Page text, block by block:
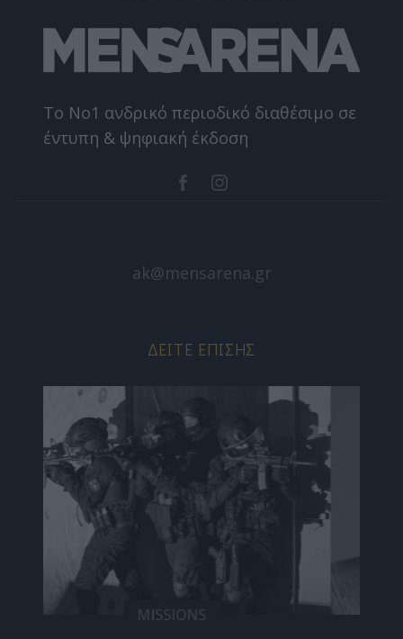
Το Nο1 ανδρικό περιοδικό διαθέσιμο σε
έντυπη & ψηφιακή έκδοση
ak@mensarena.gr
ΔΕΊΤΕ ΕΠΊΣΗΣ
ICONS